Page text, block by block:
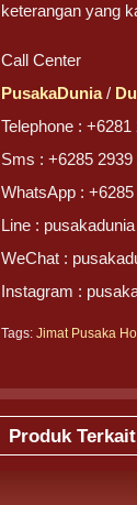
keterangan yang
Call Center
PusakaDunia/
Telephone :
Sms : +6285 2939
WhatsApp :
Line : pusakadunia
WeChat :
Instagram :
Tags:Jimat Pusaka
Produk Terkait